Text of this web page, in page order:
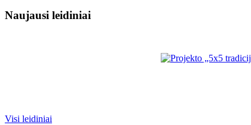
Naujausi leidiniai
Visi leidiniai